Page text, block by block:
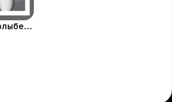
Рождественская Колыбельная